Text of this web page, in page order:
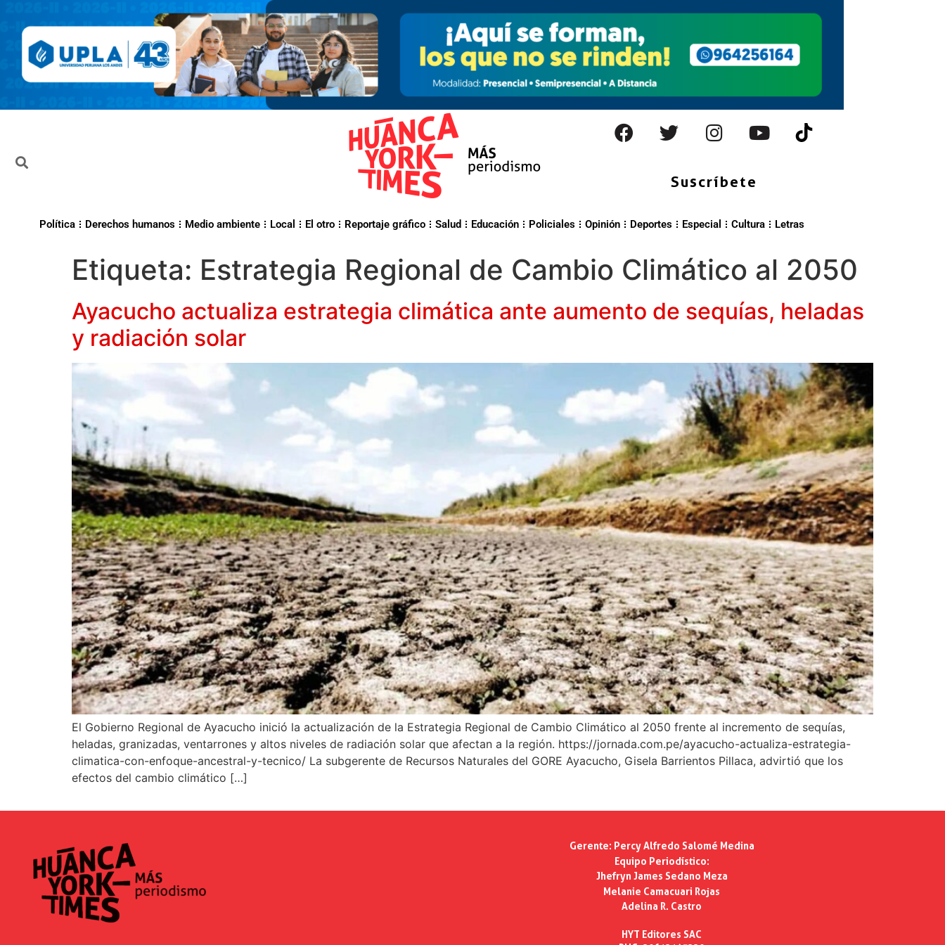
Suscríbete
Política Derechos humanos Medio ambiente Local El otro Reportaje gráfico Salud Educación Policiales Opinión Deportes Especial Cultura Letras
Etiqueta: Estrategia Regional de Cambio Climático al 2050
Ayacucho actualiza estrategia climática ante aumento de sequías, heladas
y radiación solar
El Gobierno Regional de Ayacucho inició la actualización de la Estrategia Regional de Cambio Climático al 2050 frente al incremento de sequías,
heladas, granizadas, ventarrones y altos niveles de radiación solar que afectan a la región. https://jornada.com.pe/ayacucho-actualiza-estrategia-
climatica-con-enfoque-ancestral-y-tecnico/ La subgerente de Recursos Naturales del GORE Ayacucho, Gisela Barrientos Pillaca, advirtió que los
efectos del cambio climático […]
Gerente: Percy Alfredo Salomé Medina
Equipo Periodístico:
Jhefryn James Sedano Meza
Melanie Camacuari Rojas
Adelina R. Castro
HYT Editores SAC